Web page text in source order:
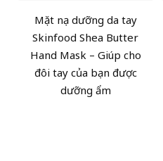
Mặt nạ dưỡng da tay
Skinfood Shea Butter
Hand Mask – Giúp cho
đôi tay của bạn được
dưỡng ẩm